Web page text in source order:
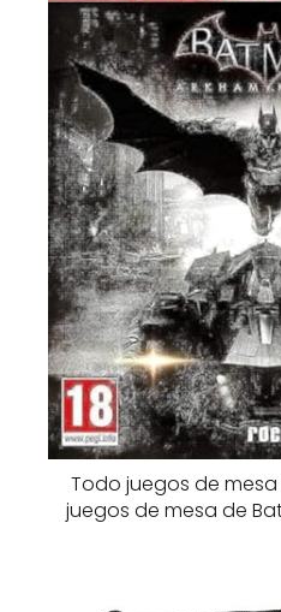
Todo juegos de
juegos de mesa de